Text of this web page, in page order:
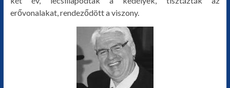
erővonalakat, rendeződött a viszony.